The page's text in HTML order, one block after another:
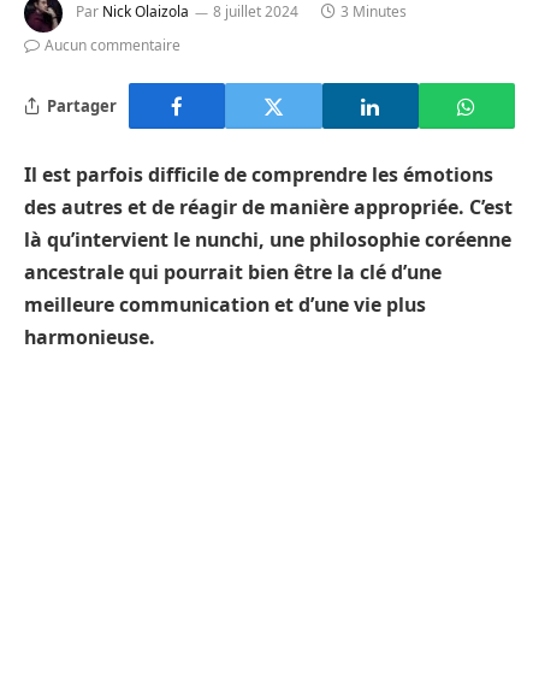
Par Nick Olaizola 8 juillet 2024
3 Minutes
Aucun commentaire
Partager
Il est parfois difficile de comprendre les émotions
des autres et de réagir de manière appropriée. C’est
là qu’intervient le nunchi, une philosophie coréenne
ancestrale qui pourrait bien être la clé d’une
meilleure communication et d’une vie plus
harmonieuse.